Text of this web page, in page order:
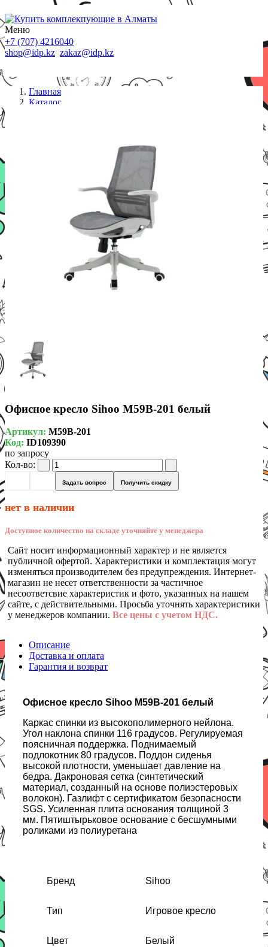
Меню
+7 (707) 4216040
shop@idp.kz zakaz@idp.kz
Главная
Каталог
Офисное кресло Sihoo M59B-201 белый
Артикул: M59B-201
Код: ID109390
по запросу
Кол-во:
Задать вопрос Получить скидку
нет в наличии
Доступное количество на складе уточняйте у менеджера
Сайт носит информационный характер и не является
публичной офертой. Характеристики и комплектация могут
изменяться производителем без предупреждения. Интернет-
магазин не несет ответственности за частичное
несоответсвие характеристик и фото, указанных на нашем
сайте, с действительными. Просьба уточнять характеристики
у менеджеров компании. Все цены с учетом НДС.
Описание
Доставка и оплата
Гарантия и возврат
Офисное кресло Sihoo M59B-201 белый
Каркас спинки из высокополимерного нейлона.
Угол наклона спинки 116 градусов. Регулируемая
поясничная поддержка. Поднимаемый
подлокотник 80 градусов. Поддон сиденья
высокой плотности, уменьшает давление на
бедра. Дакроновая сетка (синтетический
материал, созданный на основе полиэстеровых
волокон). Газлифт с сертификатом безопасности
SGS. Усиленная плита основания толщиной 3
мм. Пятиштырьковое основание с бесшумными
роликами из полиуретана
Бренд Sihoo
Тип Игровое кресло
Цвет Белый